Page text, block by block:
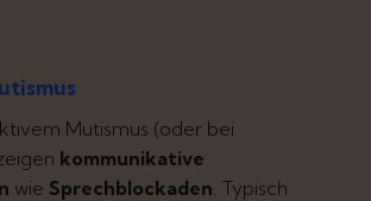
Mutismus (oder bei
kommunikative
wie Sprechblockaden . Typisch